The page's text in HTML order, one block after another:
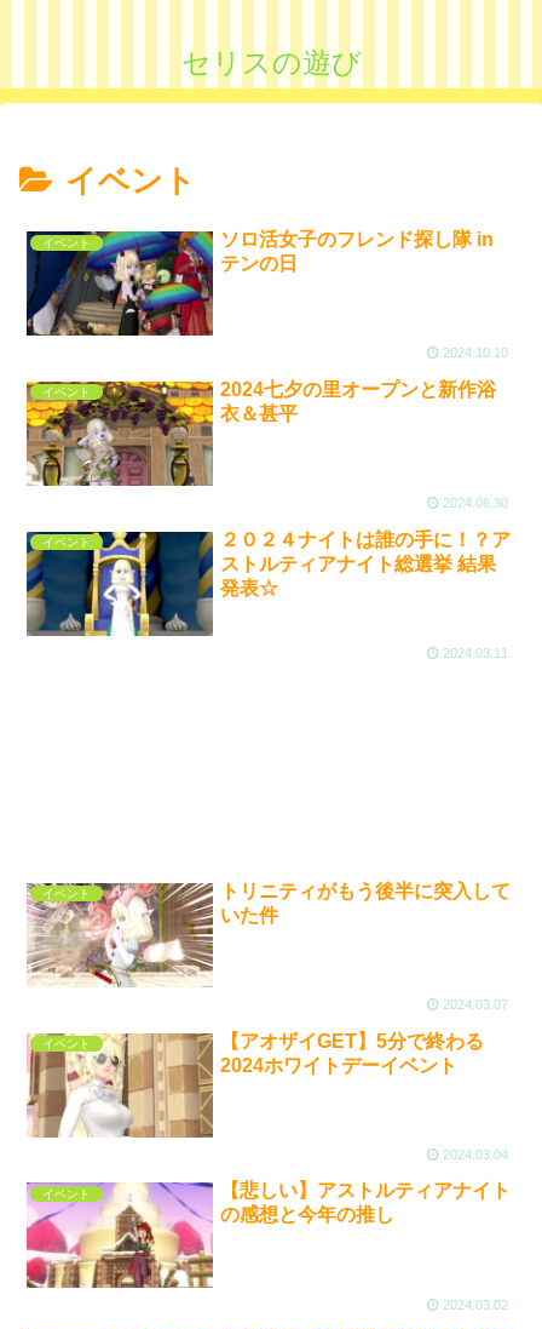
セリスの遊び
イベント
イベント
ソロ活女子のフレンド探し隊 in
テンの日
2024.10.10
イベント
2024七夕の里オープンと新作浴
衣＆甚平
2024.06.30
イベント
２０２４ナイトは誰の手に！？ア
ストルティアナイト総選挙 結果
発表☆
2024.03.11
イベント
トリニティがもう後半に突入して
いた件
2024.03.07
イベント
【アオザイGET】5分で終わる
2024ホワイトデーイベント
2024.03.04
イベント
【悲しい】アストルティアナイト
の感想と今年の推し
2024.03.02